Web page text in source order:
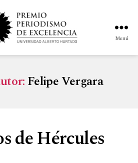
Menú
Felipe Vergara
de Hércules